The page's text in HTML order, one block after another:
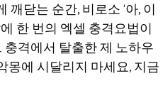
닫는 순간, 비로소 ‘아, 이
한 번의 엑셀 충격요법이
충격에서 탈출한 제 노하우
몽에 시달리지 마세요, 지금